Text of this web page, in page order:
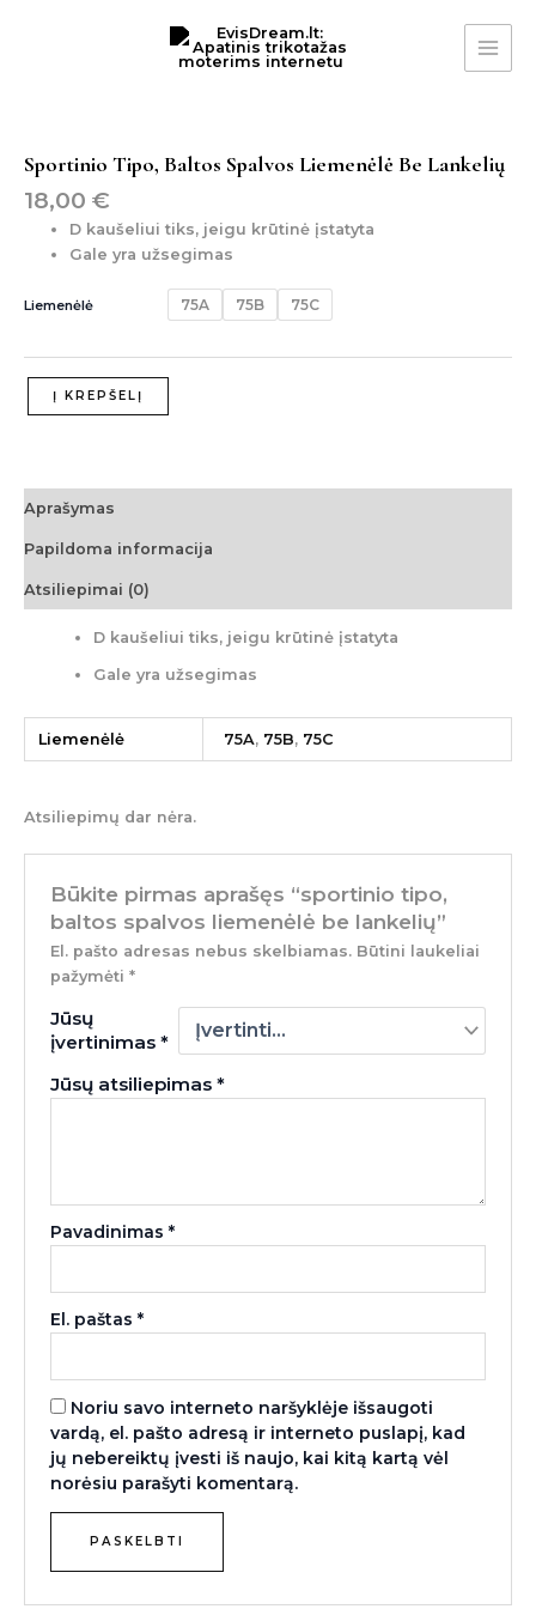
Sportinio Tipo, Baltos Spalvos Liemenėlė Be Lankelių
18,00 €
D kaušeliui tiks, jeigu krūtinė įstatyta
Gale yra užsegimas
Liemenėlė 75A 75B 75C
sportinio
tipo,
baltos
spalvos
liemenėlė
lankelių
Į KREPŠELĮ
Aprašymas
Papildoma informacija
Atsiliepimai (0)
D kaušeliui tiks, jeigu krūtinė įstatyta
Gale yra užsegimas
Liemenėlė 75A, 75B, 75C
Atsiliepimų dar nėra.
Būkite pirmas aprašęs “sportinio tipo,
baltos spalvos liemenėlė be lankelių”
El. pašto adresas nebus skelbiamas. Būtini laukeliai
pažymėti*
Jūsų
įvertinimas*
Jūsų atsiliepimas*
Pavadinimas*
El. paštas*
Noriu savo interneto naršyklėje išsaugoti
vardą, el. pašto adresą ir interneto puslapį, kad
jų nebereiktų įvesti iš naujo, kai kitą kartą vėl
norėsiu parašyti komentarą.